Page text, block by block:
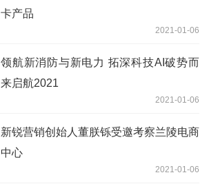
卡产品
2021-01-06
领航新消防与新电力 拓深科技AI破势而
来启航2021
2021-01-06
新锐营销创始人董朕铄受邀考察兰陵电商
中心
2021-01-06